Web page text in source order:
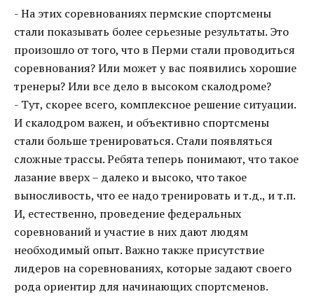
- На этих соревнованиях пермские спортсмены
стали показывать более серьезные результаты. Это
произошло от того, что в Перми стали проводиться
соревнования? Или может у вас появились хорошие
тренеры? Или все дело в высоком скалодроме?
- Тут, скорее всего, комплексное решение ситуации.
И скалодром важен, и объективно спортсмены
стали больше тренироваться. Стали появляться
сложные трассы. Ребята теперь понимают, что такое
лазание вверх – далеко и высоко, что такое
выносливость, что ее надо тренировать и т.д., и т.п.
И, естественно, проведение федеральных
соревнований и участие в них дают людям
необходимый опыт. Важно также присутствие
лидеров на соревнованиях, которые задают своего
рода ориентир для начинающих спортсменов.